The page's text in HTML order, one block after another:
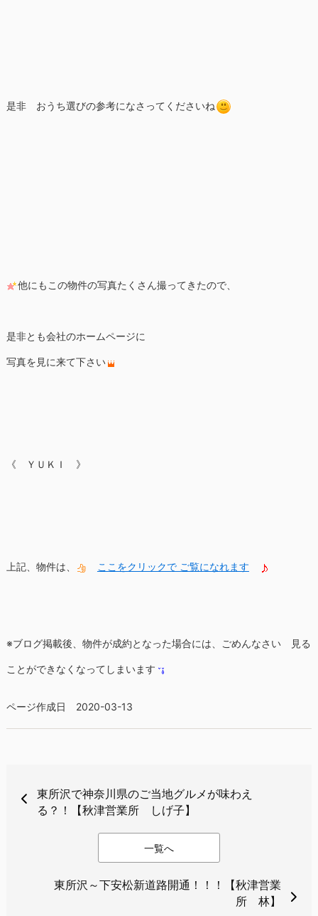
是非 おうち選びの参考になさってくださいね
他にもこの物件の写真たくさん撮ってきたので、
是非とも会社のホームページに
写真を見に来て下さい
《 ＹＵＫＩ 》
上記、物件は、 ここをクリックで ご覧になれます
※ブログ掲載後、物件が成約となった場合には、ごめんなさい 見る
ことができなくなってしまいます
ページ作成日 2020-03-13
東所沢で神奈川県のご当地グルメが味わえ
る？！【秋津営業所 しげ子】
一覧へ
東所沢～下安松新道路開通！！！【秋津営業
所 林】